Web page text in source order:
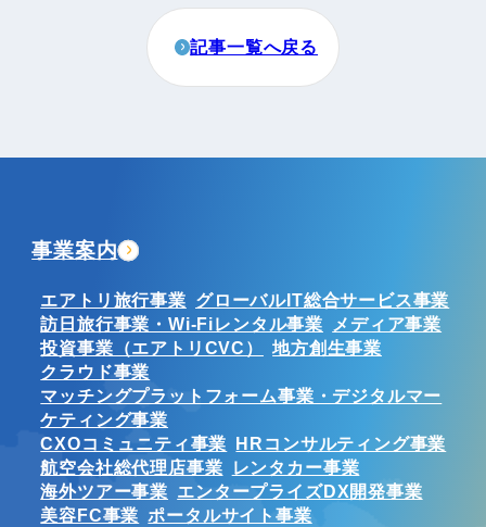
記事一覧へ戻る
事業案内
エアトリ旅行事業 グローバルIT総合サービス事業
訪日旅行事業・Wi-Fiレンタル事業
メディア事業
投資事業（エアトリCVC）
地方創生事業
クラウド事業
マッチングプラットフォーム事業・デジタルマー
ケティング事業
CXOコミュニティ事業 HRコンサルティング事業
航空会社総代理店事業
レンタカー事業
海外ツアー事業 エンタープライズDX開発事業
美容FC事業 ポータルサイト事業